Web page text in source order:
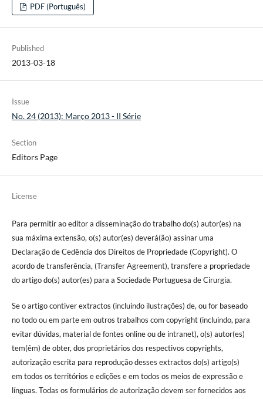
PDF (Português)
Published
2013-03-18
Issue
No. 24 (2013): Março 2013 - II Série
Section
Editors Page
License
Para permitir ao editor a disseminação do trabalho do(s) autor(es) na
sua máxima extensão, o(s) autor(es) deverá(ão) assinar uma
Declaração de Cedência dos Direitos de Propriedade (Copyright). O
acordo de transferência, (Transfer Agreement), transfere a propriedade
do artigo do(s) autor(es) para a Sociedade Portuguesa de Cirurgia.
Se o artigo contiver extractos (incluindo ilustrações) de, ou for baseado
no todo ou em parte em outros trabalhos com copyright (incluindo, para
evitar dúvidas, material de fontes online ou de intranet), o(s) autor(es)
tem(êm) de obter, dos proprietários dos respectivos copyrights,
autorização escrita para reprodução desses extractos do(s) artigo(s)
em todos os territórios e edições e em todos os meios de expressão e
línguas. Todas os formulários de autorização devem ser fornecidos aos